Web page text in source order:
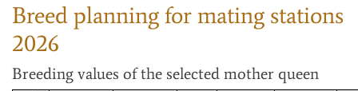
Breed planning for mating stations
2026
Breeding values of the selected mother queen